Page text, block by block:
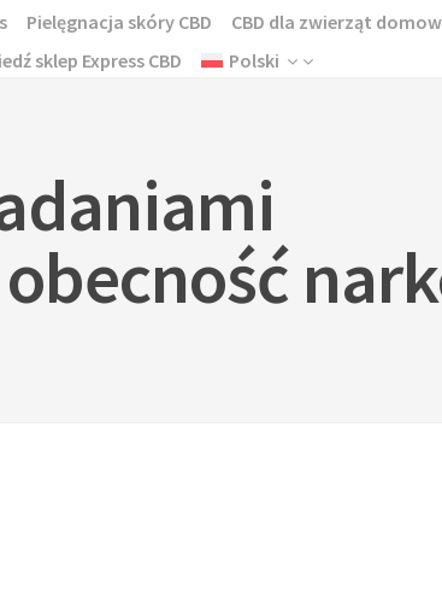
Pielęgnacja skóry CBD CBD dla zwierząt
sklep Express CBD
Polski